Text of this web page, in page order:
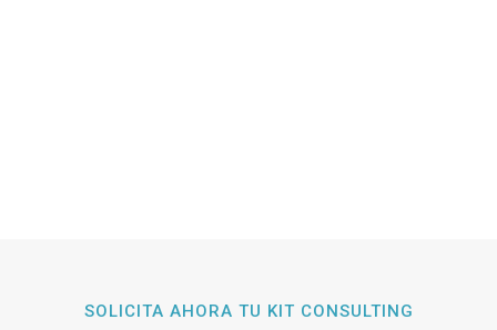
SOLICITA AHORA TU KIT CONSULTING